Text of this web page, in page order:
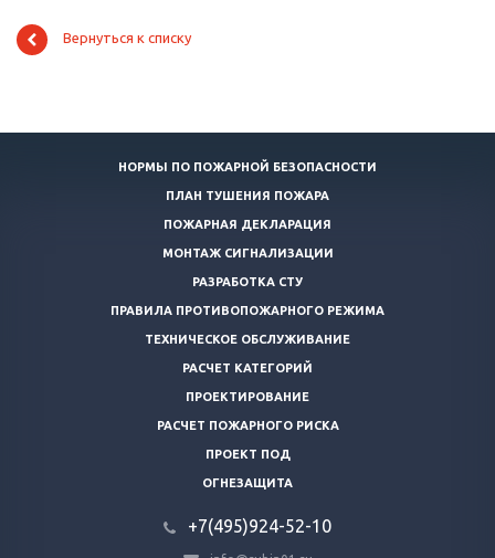
Вернуться к списку
НОРМЫ ПО ПОЖАРНОЙ БЕЗОПАСНОСТИ
ПЛАН ТУШЕНИЯ ПОЖАРА
ПОЖАРНАЯ ДЕКЛАРАЦИЯ
МОНТАЖ СИГНАЛИЗАЦИИ
РАЗРАБОТКА СТУ
ПРАВИЛА ПРОТИВОПОЖАРНОГО РЕЖИМА
ТЕХНИЧЕСКОЕ ОБСЛУЖИВАНИЕ
РАСЧЕТ КАТЕГОРИЙ
ПРОЕКТИРОВАНИЕ
РАСЧЕТ ПОЖАРНОГО РИСКА
ПРОЕКТ ПОД
ОГНЕЗАЩИТА
+7(495)924-52-10